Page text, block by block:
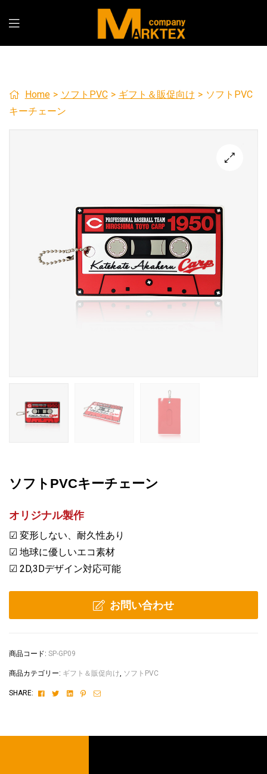
Home > ソフトPVC > ギフト＆販促向け > ソフトPVC
キーチェーン
ソフトPVCキーチェーン
オリジナル製作
☑ 変形しない、耐久性あり
☑ 地球に優しいエコ素材
☑ 2D,3Dデザイン対応可能
お問い合わせ
商品コード: SP-GP09
商品カテゴリー: ギフト＆販促向け, ソフトPVC
SHARE: FacebookTwitterLinkedinPinterest
Email